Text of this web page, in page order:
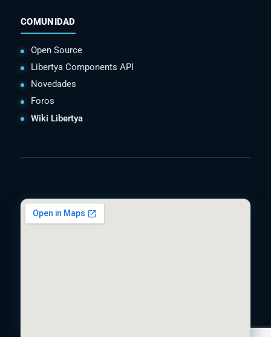
COMUNIDAD
Open Source
Libertya Components API
Novedades
Foros
Wiki Libertya